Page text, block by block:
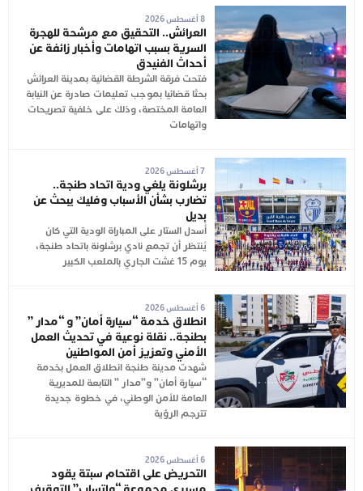
8 أغسطس 2026
العرائش.. التحقيق مع مرشحة للهجرة
السرية بسبب اتهامات وأخبار زائفة عن
أحداث الفنيدق
فتحت فرقة الشرطة القضائية بمدينة العرائش
بحثا قضائيا بموجب تعليمات صادرة عن النيابة
العامة المختصة، وذلك على خلفية تصريحات
واتهامات
7 أغسطس 2026
برشلونة يلغي ودية اتحاد طنجة..
تضارب بشأن الأسباب وفليك يبحث عن
بديل
أُسدل الستار على المباراة الودية التي كان
يُنتظر أن تجمع نادي برشلونة باتحاد طنجة،
يوم 15 غشت الجاري بالملعب الكبير
6 أغسطس 2026
انطلاق خدمة “سيارة أمان” و “مدار ”
بطنجة.. نقلة نوعية في تحديث العمل
الأمني وتعزيز أمن المواطنين
شهدت مدينة طنجة انطلاق العمل بخدمة
“سيارة أمان” و”مدار ” التابعة للمديرية
العامة للأمن الوطني، في خطوة جديدة
تترجم الرؤية
6 أغسطس 2026
التحريض على اقتحام سبتة يقود